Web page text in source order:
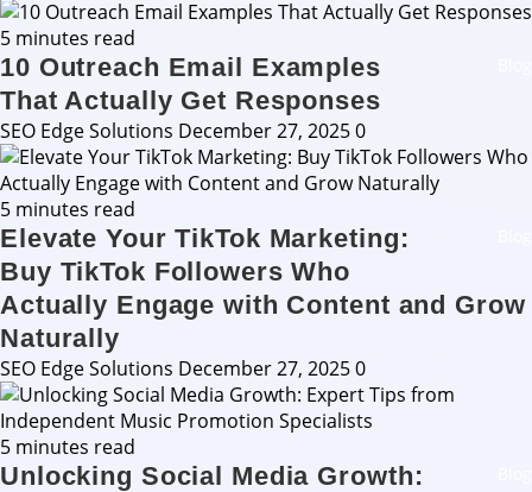
5 minutes read
10 Outreach Email Examples
That Actually Get Responses
SEO Edge Solutions December 27, 20250
5 minutes read
Elevate Your TikTok Marketing:
Buy TikTok Followers Who
Actually Engage with Content and Grow
Naturally
SEO Edge Solutions December 27, 20250
5 minutes read
Unlocking Social Media Growth: